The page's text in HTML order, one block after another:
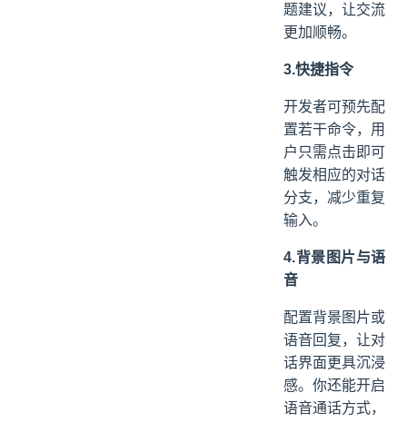
题建议，让交流
更加顺畅。
3.快捷指令
开发者可预先配
置若干命令，用
户只需点击即可
触发相应的对话
分支，减少重复
输入。
4.背景图片与语
音
配置背景图片或
语音回复，让对
话界面更具沉浸
感。你还能开启
语音通话方式，